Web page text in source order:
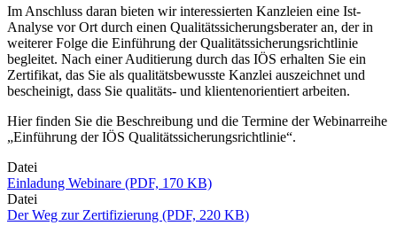
Im Anschluss daran bieten wir interessierten Kanzleien eine Ist-
Analyse vor Ort durch einen Qualitätssicherungsberater an, der in
weiterer Folge die Einführung der Qualitätssicherungsrichtlinie
begleitet. Nach einer Auditierung durch das IÖS erhalten Sie ein
Zertifikat, das Sie als qualitätsbewusste Kanzlei auszeichnet und
bescheinigt, dass Sie qualitäts- und klientenorientiert arbeiten.
Hier finden Sie die Beschreibung und die Termine der Webinarreihe
„Einführung der IÖS Qualitätssicherungsrichtlinie“.
Datei
Einladung Webinare (PDF, 170 KB)
Datei
Der Weg zur Zertifizierung (PDF, 220 KB)